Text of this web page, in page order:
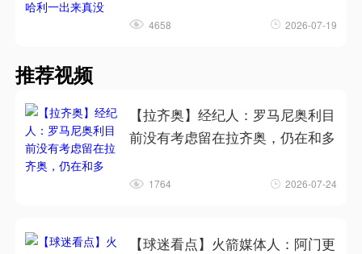
4658 2026-07-19
推荐视频
【拉齐奥】经纪人：罗马尼奥利目
前没有考虑留在拉齐奥，仍在和多
1764 2026-07-24
【球迷看点】火箭媒体人：阿门更